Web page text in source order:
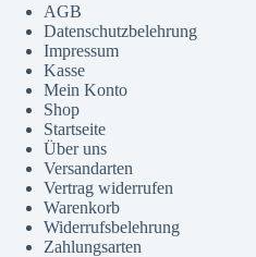
AGB
Datenschutzbelehrung
Impressum
Kasse
Mein Konto
Shop
Startseite
Über uns
Versandarten
Vertrag widerrufen
Warenkorb
Widerrufsbelehrung
Zahlungsarten